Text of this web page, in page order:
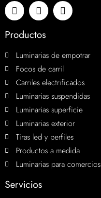
Productos
Luminarias de empotrar
Focos de carril
Carriles electrificados
Luminarias suspendidas
Luminarias superficie
Luminarias exterior
Tiras led y perfiles
Productos a medida
Luminarias para comercios
Servicios